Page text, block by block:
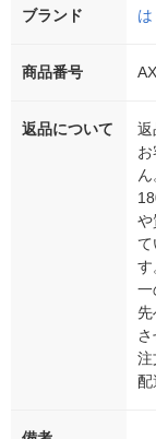
ブランド は
商品番号
返品について
返
や
す
一
先
注
配